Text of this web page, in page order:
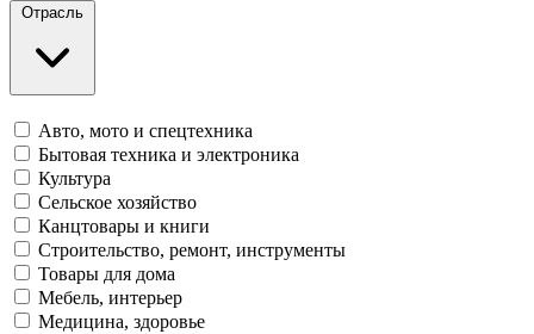
Отрасль
Авто, мото и спецтехника
Бытовая техника и электроника
Культура
Сельское хозяйство
Канцтовары и книги
Строительство, ремонт, инструменты
Товары для дома
Мебель, интерьер
Медицина, здоровье